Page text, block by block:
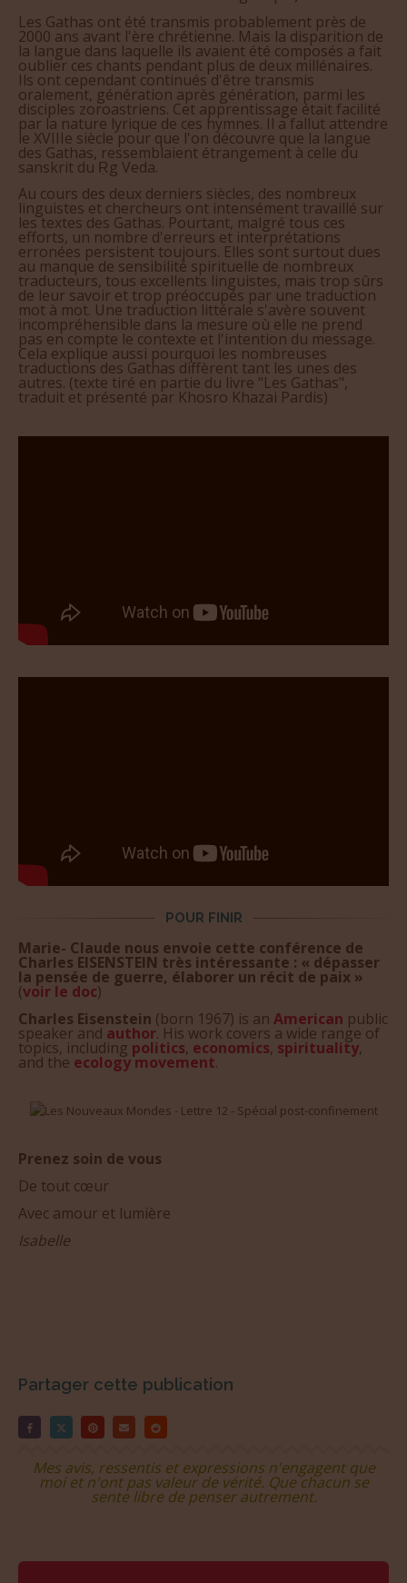
Les Gathas ont été transmis probablement près de
2000 ans avant l'ère chrétienne. Mais la disparition de
la langue dans laquelle ils avaient été composés a fait
oublier ces chants pendant plus de deux millénaires.
Ils ont cependant continués d'être transmis
oralement, génération après génération, parmi les
disciples zoroastriens. Cet apprentissage était facilité
par la nature lyrique de ces hymnes. Il a fallut attendre
le XVIIIe siècle pour que l'on découvre que la langue
des Gathas, ressemblaient étrangement à celle du
sanskrit du Ṛg Veda.
Au cours des deux derniers siècles, des nombreux
linguistes et chercheurs ont intensément travaillé sur
les textes des Gathas. Pourtant, malgré tous ces
efforts, un nombre d'erreurs et interprétations
erronées persistent toujours. Elles sont surtout dues
au manque de sensibilité spirituelle de nombreux
traducteurs, tous excellents linguistes, mais trop sûrs
de leur savoir et trop préoccupés par une traduction
mot à mot. Une traduction littérale s'avère souvent
incompréhensible dans la mesure où elle ne prend
pas en compte le contexte et l'intention du message.
Cela explique aussi pourquoi les nombreuses
traductions des Gathas diffèrent tant les unes des
autres. (texte tiré en partie du livre "Les Gathas",
traduit et présenté par Khosro Khazai Pardis)
POUR FINIR
Marie- Claude nous envoie cette conférence de
Charles EISENSTEIN très intéressante : « dépasser
la pensée de guerre, élaborer un récit de paix »
(voir le doc)
Charles Eisenstein (born 1967) is an American public
speaker and author. His work covers a wide range of
topics, including politics, economics, spirituality,
and the ecology movement.
Prenez soin de vous
De tout cœur
Avec amour et lumière
Isabelle
Partager cette publication
Mes avis, ressentis et expressions n'engagent que
moi et n'ont pas valeur de vérité. Que chacun se
sente libre de penser autrement.